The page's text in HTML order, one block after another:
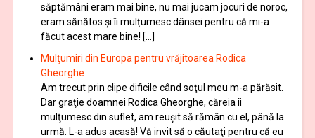
săptămâni eram mai bine, nu mai jucam jocuri de noroc,
eram sănătos și îi mulțumesc dânsei pentru că mi-a
făcut acest mare bine! […]
Mulţumiri din Europa pentru vrăjitoarea Rodica
Gheorghe
Am trecut prin clipe dificile când soţul meu m-a părăsit.
Dar graţie doamnei Rodica Gheorghe, căreia îi
mulţumesc din suflet, am reuşit să rămân cu el, până la
urmă. L-a adus acasă! Vă invit să o căutaţi pentru că eu